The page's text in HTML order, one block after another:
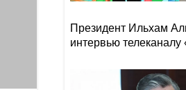
Президент Ильхам
интервью